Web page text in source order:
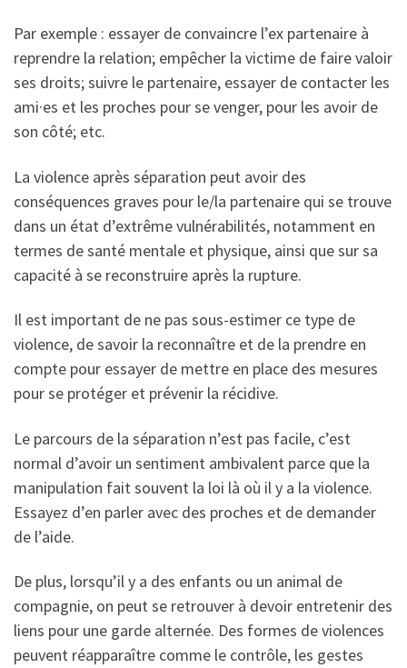
Par exemple : essayer de convaincre l’ex partenaire à
reprendre la relation; empêcher la victime de faire valoir
ses droits; suivre le partenaire, essayer de contacter les
ami·es et les proches pour se venger, pour les avoir de
son côté; etc.
La violence après séparation peut avoir des
conséquences graves pour le/la partenaire qui se trouve
dans un état d’extrême vulnérabilités, notamment en
termes de santé mentale et physique, ainsi que sur sa
capacité à se reconstruire après la rupture.
Il est important de ne pas sous-estimer ce type de
violence, de savoir la reconnaître et de la prendre en
compte pour essayer de mettre en place des mesures
pour se protéger et prévenir la récidive.
Le parcours de la séparation n’est pas facile, c’est
normal d’avoir un sentiment ambivalent parce que la
manipulation fait souvent la loi là où il y a la violence.
Essayez d’en parler avec des proches et de demander
de l’aide.
De plus, lorsqu’il y a des enfants ou un animal de
compagnie, on peut se retrouver à devoir entretenir des
liens pour une garde alternée. Des formes de violences
peuvent réapparaître comme le contrôle, les gestes